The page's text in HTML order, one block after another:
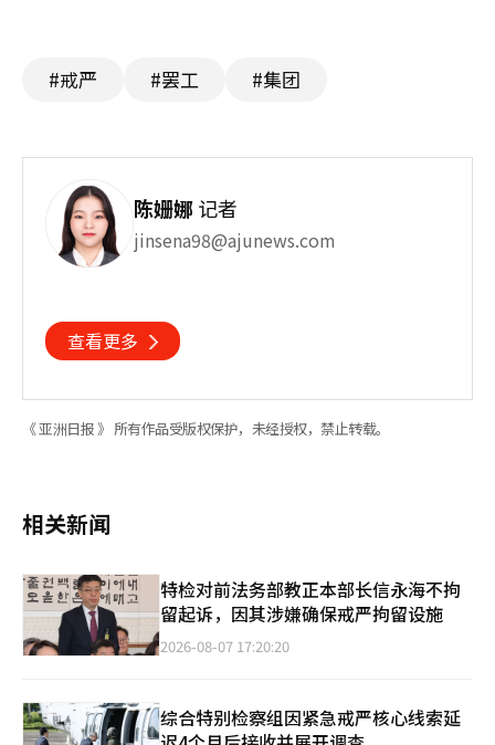
#戒严 #罢工 #集团
陈姗娜记者
jinsena98@ajunews.com
查看更多
《 亚洲日报 》 所有作品受版权保护，未经授权，禁止转载。
相关新闻
特检对前法务部教正本部长信永海不拘
留起诉，因其涉嫌确保戒严拘留设施
2026-08-07 17:20:20
综合特别检察组因紧急戒严核心线索延